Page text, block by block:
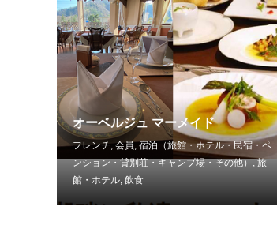
オーベルジュ マーメイド
フレンチ,会員,宿泊（旅館・ホテル・民宿・ペ
ンション・貸別荘・キャンプ場・その他） , 旅
館・ホテル, 飲食